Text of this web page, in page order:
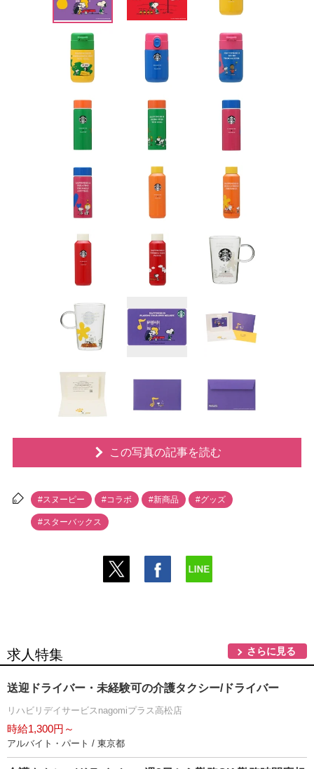
この写真の記事を読む
#スヌーピー #コラボ #新商品 #グッズ
#スターバックス
求人特集 さらに見る
送迎ドライバー・未経験可の介護タクシー/ドライバー
リハビリデイサービスnagomiプラス高松店
時給1,300円～
アルバイト・パート / 東京都